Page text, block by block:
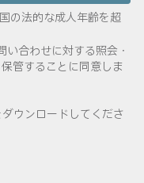
の法的な成人年齢を超
合わせに対する照会・
管することに同意しま
ウンロードしてくださ